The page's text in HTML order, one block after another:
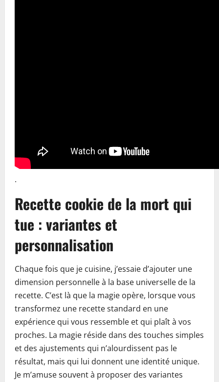
.
Recette cookie de la mort qui
tue : variantes et
personnalisation
Chaque fois que je cuisine, j’essaie d’ajouter une
dimension personnelle à la base universelle de la
recette. C’est là que la magie opère, lorsque vous
transformez une recette standard en une
expérience qui vous ressemble et qui plaît à vos
proches. La magie réside dans des touches simples
et des ajustements qui n’alourdissent pas le
résultat, mais qui lui donnent une identité unique.
Je m’amuse souvent à proposer des variantes